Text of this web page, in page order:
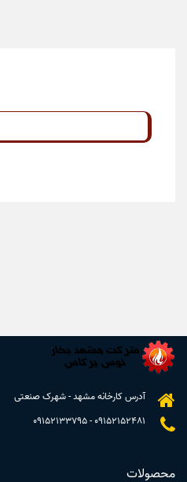
آدرس کارخانه مشهد - شهرک صنعتی
09152152481
-
09152133795
محصولات